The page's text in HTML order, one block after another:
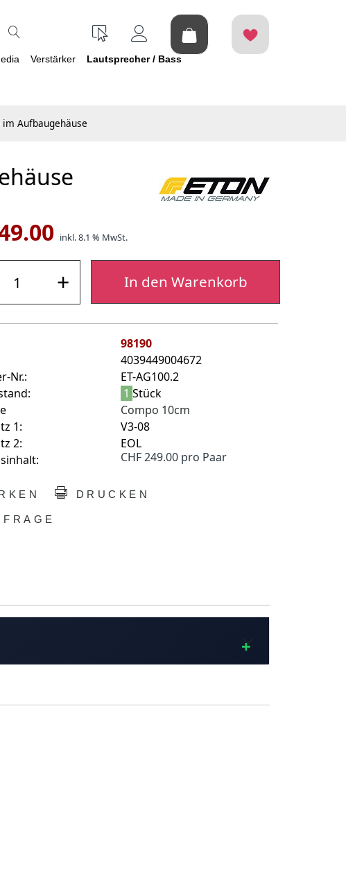
Verstärker Lautsprecher / Bass
im Aufbaugehäuse
inkl. 8.1 % MwSt.
+ In den Warenkorb
98190
4039449004672
Nr.:
ET-AG100.2
1 Stück
Compo 10cm
1:
V3-08
2:
EOL
CHF 249.00 pro Paar
DRUCKEN